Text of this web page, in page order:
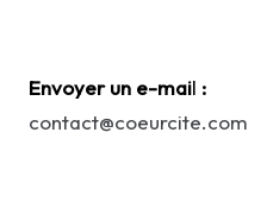
Envoyer un e-mail :
contact@coeurcite.com